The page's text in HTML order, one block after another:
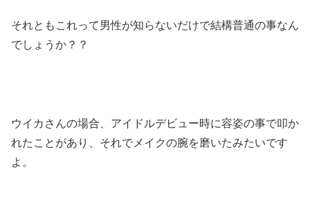
それともこれって男性が知らないだけで結構普通の事なん
でしょうか？？
ウイカさんの場合、アイドルデビュー時に容姿の事で叩か
れたことがあり、それでメイクの腕を磨いたみたいです
よ。